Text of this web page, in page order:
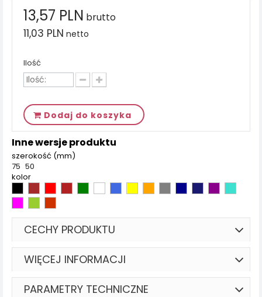
13,57 PLN brutto
11,03 PLN netto
Ilość
Dodaj do koszyka
Inne wersje produktu
szerokość (mm)
75 50
kolor
CECHY PRODUKTU
WIĘCEJ INFORMACJI
PARAMETRY TECHNICZNE